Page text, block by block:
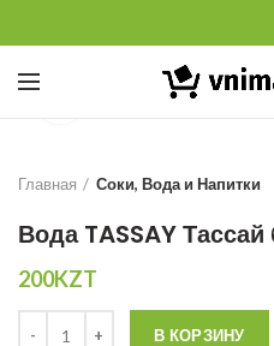
Главная Соки, Вода и Напитки
Вода TASSAY Тассай
200KZT
В КОРЗИНУ